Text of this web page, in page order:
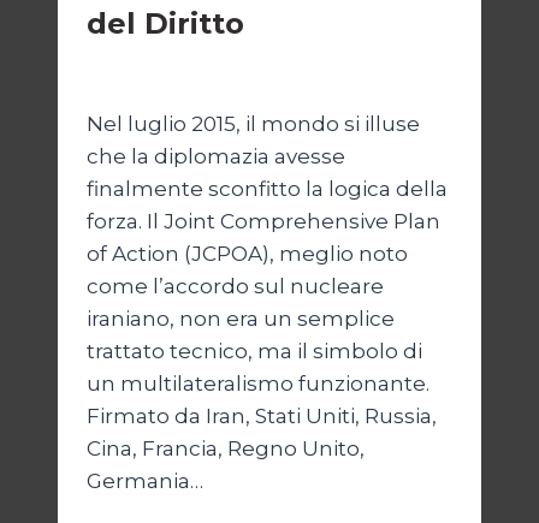
del Diritto
Nel luglio 2015, il mondo si illuse
che la diplomazia avesse
finalmente sconfitto la logica della
forza. Il Joint Comprehensive Plan
of Action (JCPOA), meglio noto
come l’accordo sul nucleare
iraniano, non era un semplice
trattato tecnico, ma il simbolo di
un multilateralismo funzionante.
Firmato da Iran, Stati Uniti, Russia,
Cina, Francia, Regno Unito,
Germania…